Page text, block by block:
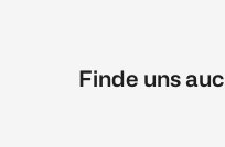
Finde uns